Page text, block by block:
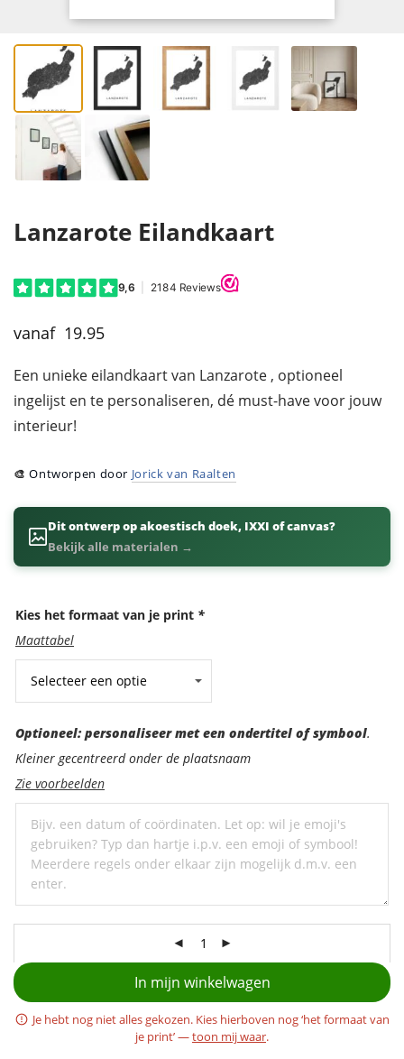
Lanzarote Eilandkaart
19.95
Een unieke eilandkaart van Lanzarote , optioneel
ingelijst en te personaliseren, dé must-have voor jouw
interieur!
🎨Ontworpen door Jorick van Raalten
Dit ontwerp op akoestisch doek, IXXI of canvas?
Bekijk alle materialen →
Kies het formaat van je print *
Maattabel
Optioneel:
personaliseer
met
een
ondertitel
Optioneel: personaliseer met een ondertitel of symbool.
Kleiner gecentreerd onder de plaatsnaam
Zie voorbeelden
In mijn winkelwagen
Je hebt nog niet alles gekozen. Kies hierboven nog ‘het formaat van
je print’ —toon mij waar.